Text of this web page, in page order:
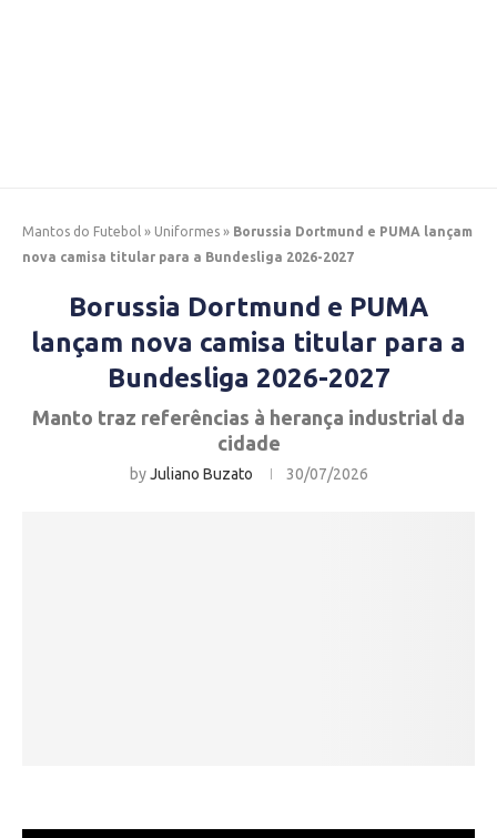
Mantos do Futebol » Uniformes » Borussia Dortmund e PUMA lançam
nova camisa titular para a Bundesliga 2026-2027
Borussia Dortmund e PUMA
lançam nova camisa titular para a
Bundesliga 2026-2027
Manto traz referências à herança industrial da
cidade
byJuliano Buzato 30/07/2026